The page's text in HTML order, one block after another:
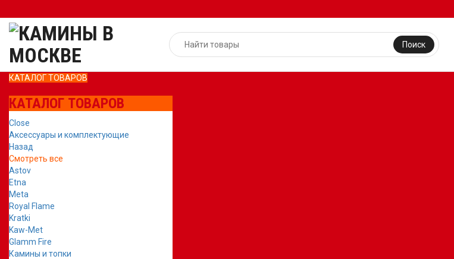
Поиск
КАТАЛОГ ТОВАРОВ
КАТАЛОГ ТОВАРОВ
Close
Аксессуары и комплектующие
Назад
Смотреть все
Astov
Etna
Meta
Royal Flame
Kratki
Kaw-Met
Glamm Fire
Камины и топки